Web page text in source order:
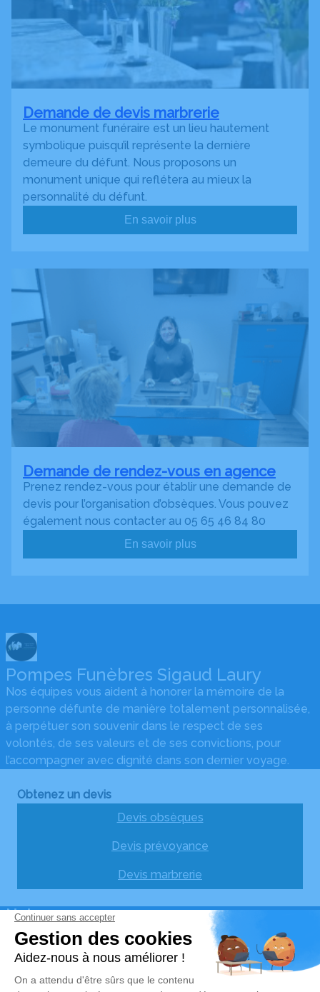
Demande de devis marbrerie
Le monument funéraire est un lieu hautement
symbolique puisqu’il représente la dernière
demeure du défunt. Nous proposons un
monument unique qui reflétera au mieux la
personnalité du défunt.
En savoir plus
Demande de rendez-vous en agence
Prenez rendez-vous pour établir une demande de
devis pour l’organisation d’obsèques. Vous pouvez
également nous contacter au 05 65 46 84 80
En savoir plus
Pompes Funèbres Sigaud Laury
Nos équipes vous aident à honorer la mémoire de la
personne défunte de manière totalement personnalisée,
à perpétuer son souvenir dans le respect de ses
volontés, de ses valeurs et de ses convictions, pour
l’accompagner avec dignité dans son dernier voyage.
Obtenez un devis
Devis obsèques
Devis prévoyance
Devis marbrerie
Notre agence
Pompes Funèbres Sigaud-Laury
05 36 37 16 66
162 Rue Neuve – 12290 – Pont-de-Salars